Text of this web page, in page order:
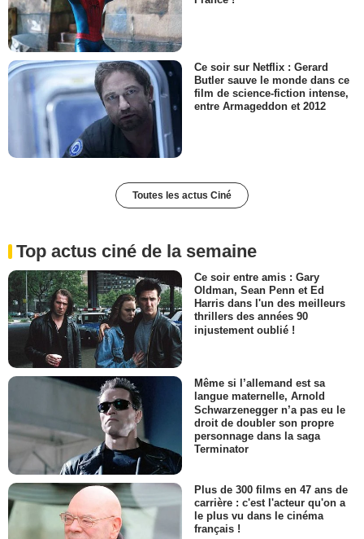
Ce soir sur Netflix : Gerard
Butler sauve le monde dans ce
film de science-fiction intense,
entre Armageddon et 2012
Toutes les actus Ciné
Top actus ciné de la semaine
Ce soir entre amis : Gary
Oldman, Sean Penn et Ed
Harris dans l'un des meilleurs
thrillers des années 90
injustement oublié !
Même si l’allemand est sa
langue maternelle, Arnold
Schwarzenegger n’a pas eu le
droit de doubler son propre
personnage dans la saga
Terminator
Plus de 300 films en 47 ans de
carrière : c'est l'acteur qu'on a
le plus vu dans le cinéma
français !